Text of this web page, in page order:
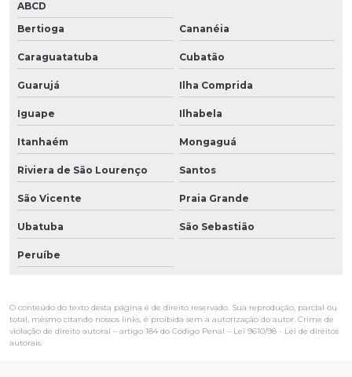
ABCD
Bertioga
Cananéia
Caraguatatuba Cubatão
Guarujá Ilha Comprida
Iguape Ilhabela
Itanhaém Mongaguá
Riviera de São Lourenço Santos
São Vicente Praia Grande
Ubatuba São Sebastião
Peruíbe
O conteúdo do texto desta página é de direito reservado. Sua reprodução, parcial ou
total, mesmo citando nossos links, é proibida sem a autorização do autor. Crime de
violação de direito autoral – artigo 184 do Código Penal – Lei 9610/98 - Lei de direitos
autorais.